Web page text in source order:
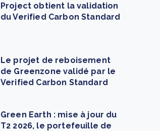
Project obtient la validation
du Verified Carbon Standard
Le projet de reboisement
de Greenzone validé par le
Verified Carbon Standard
Green Earth : mise à jour du
T2 2026, le portefeuille de